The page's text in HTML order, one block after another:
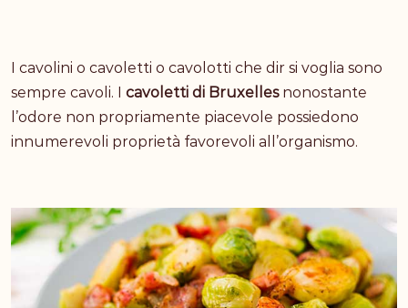
I cavolini o cavoletti o cavolotti che dir si voglia sono
sempre cavoli. I cavoletti di Bruxellesnonostante
l’odore non propriamente piacevole possiedono
innumerevoli proprietà favorevoli all’organismo.